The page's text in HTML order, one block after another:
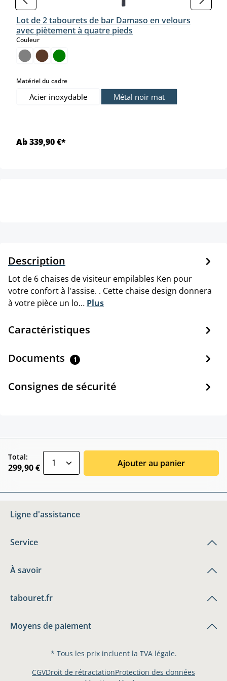
Lot de 2 tabourets de bar Damaso en velours
avec piètement à quatre pieds
Couleurselect
Matériel du cadreselect
Acier inoxydable Métal noir mat
Ab 339,90 €*
Description
Lot de 6 chaises de visiteur empilables Ken pour
votre confort à l'assise. . Cette chaise design donnera
à votre pièce un lo… Plus
Caractéristiques
Documents 1
Consignes de sécurité
Total:
299,90 € Ajouter au panier
Ligne d'assistance
Service
À savoir
tabouret.fr
Moyens de paiement
* Tous les prix incluent la TVA légale.
CGVDroit de rétractationProtection des données